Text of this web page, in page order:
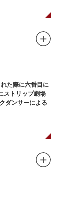
球の部屋」を移設
になっている世界
います。
た様々な実物標
博物館です。
系博物館の中核
・学習支援を推
茨城県つくば市
た際に六番目に
ストリップ劇場
ダンサーによる